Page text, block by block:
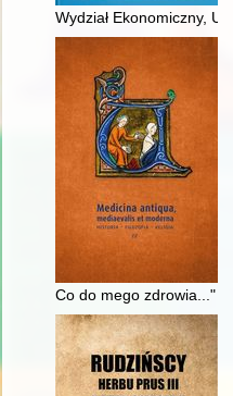
Wydział Ekonomiczny,
Co do mego zdrowia..." :